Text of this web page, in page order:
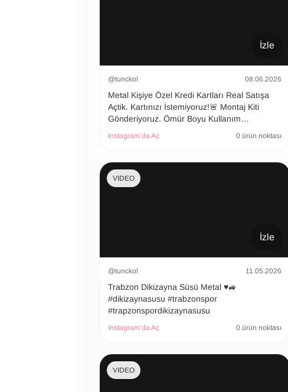
İzle
@tunckol 08.06.2026
Metal Kişiye Özel Kredi Kartları Real Satışa
Açtik. Kartınızı İstemiyoruz!🚨 Montaj Kiti
Gönderiyoruz. Ömür Boyu Kullanım…
Instagram’da Aç 0 ürün noktası
İzle
VIDEO
@tunckol 11.05.2026
Trabzon Dikizayna Süsü Metal ♥️🚙
#dikizaynasusu #trabzonspor
#trapzonspordikizaynasusu
Instagram’da Aç 0 ürün noktası
VIDEO